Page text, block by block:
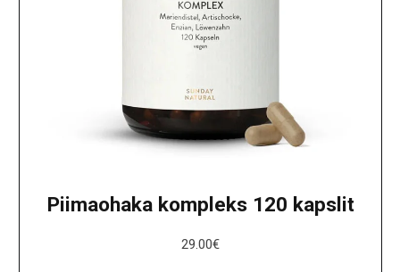
Piimaohaka kompleks 120 kapslit
29.00€